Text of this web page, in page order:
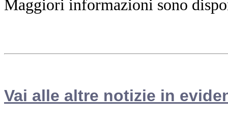
Maggiori informazioni sono
Vai alle altre notizie in